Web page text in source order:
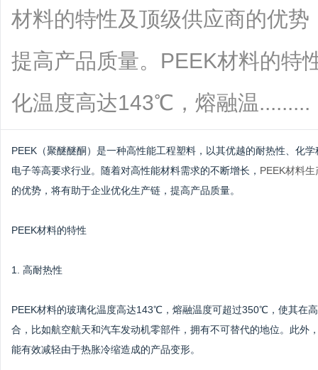
材料的特性及顶级供应商的优
提高产品质量。PEEK材料的特
化温度高达143℃，熔融温.........
PEEK（聚醚醚酮）是一种高性能工程塑料，以其优越的耐热性、化
电子等高要求行业。随着对高性能材料需求的不断增长， PEEK材料
的优势，将有助于企业优化生产链，提高产品质量。
PEEK材料的特性
1. 高耐热性
PEEK材料的玻璃化温度高达143℃，熔融温度可超过350℃，使其在
合，比如航空航天和汽车发动机零部件，拥有不可替代的地位。此外
能有效减轻由于热胀冷缩造成的产品变形。